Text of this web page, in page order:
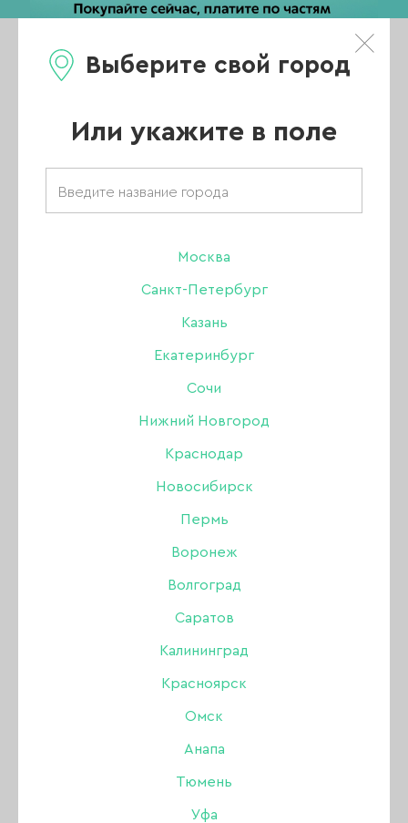
Выберите свой город
Или укажите в поле
Москва
Санкт-Петербург
Казань
Екатеринбург
Сочи
Нижний Новгород
Краснодар
Новосибирск
Пермь
Воронеж
Волгоград
Саратов
Калининград
Красноярск
Омск
Анапа
Тюмень
Уфа
Каталог
Главная/
Каталог/
Lovely гели/
наращивания Lego gel